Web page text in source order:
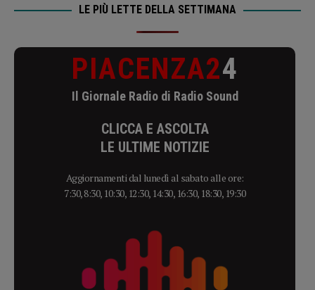
LE PIÙ LETTE DELLA SETTIMANA
PIACENZA24
Il Giornale Radio di Radio Sound
CLICCA E ASCOLTA
LE ULTIME NOTIZIE
Aggiornamenti dal lunedì al sabato alle ore:
7:30, 8:30, 10:30, 12:30, 14:30, 16:30, 18:30, 19:30